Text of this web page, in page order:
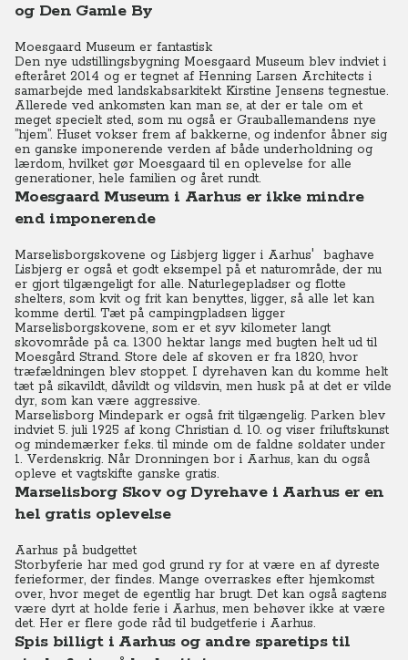
og Den Gamle By
Moesgaard Museum er fantastisk
Den nye udstillingsbygning Moesgaard Museum blev indviet i
efteråret 2014 og er tegnet af Henning Larsen Architects i
samarbejde med landskabsarkitekt Kirstine Jensens tegnestue.
Allerede ved ankomsten kan man se, at der er tale om et
meget specielt sted, som nu også er Grauballemandens nye
”hjem”. Huset vokser frem af bakkerne, og indenfor åbner sig
en ganske imponerende verden af både underholdning og
lærdom, hvilket gør Moesgaard til en oplevelse for alle
generationer, hele familien og året rundt.
Moesgaard Museum i Aarhus er ikke mindre
end imponerende
Marselisborgskovene og Lisbjerg ligger i Aarhus' baghave
Lisbjerg er også et godt eksempel på et naturområde, der nu
er gjort tilgængeligt for alle. Naturlegepladser og flotte
shelters, som kvit og frit kan benyttes, ligger, så alle let kan
komme dertil. Tæt på campingpladsen ligger
Marselisborgskovene, som er et syv kilometer langt
skovområde på ca. 1300 hektar langs med bugten helt ud til
Moesgård Strand. Store dele af skoven er fra 1820, hvor
træfældningen blev stoppet. I dyrehaven kan du komme helt
tæt på sikavildt, dåvildt og vildsvin, men husk på at det er vilde
dyr, som kan være aggressive.
Marselisborg Mindepark er også frit tilgængelig. Parken blev
indviet 5. juli 1925 af kong Christian d. 10. og viser friluftskunst
og mindemærker f.eks. til minde om de faldne soldater under
1. Verdenskrig. Når Dronningen bor i Aarhus, kan du også
opleve et vagtskifte ganske gratis.
Marselisborg Skov og Dyrehave i Aarhus er en
hel gratis oplevelse
Aarhus på budgettet
Storbyferie har med god grund ry for at være en af dyreste
ferieformer, der findes. Mange overraskes efter hjemkomst
over, hvor meget de egentlig har brugt. Det kan også sagtens
være dyrt at holde ferie i Aarhus, men behøver ikke at være
det. Her er flere gode råd til budgetferie i Aarhus.
Spis billigt i Aarhus og andre sparetips til